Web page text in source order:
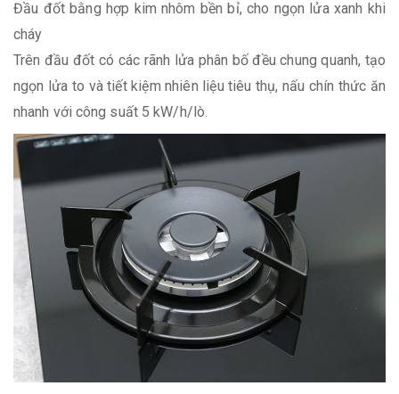
Đầu đốt bằng hợp kim nhôm bền bỉ, cho ngọn lửa xanh khi
cháy
Trên đầu đốt có các rãnh lửa phân bố đều chung quanh, tạo
ngọn lửa to và tiết kiệm nhiên liệu tiêu thụ, nấu chín thức ăn
nhanh với công suất 5 kW/h/lò.